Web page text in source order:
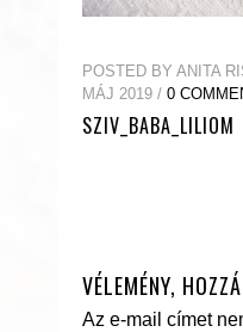
POSTED BY ANITA
MÁJ 2019 / 0
SZIV_BABA_LILIOM
VÉLEMÉNY,
Az e-mail címet